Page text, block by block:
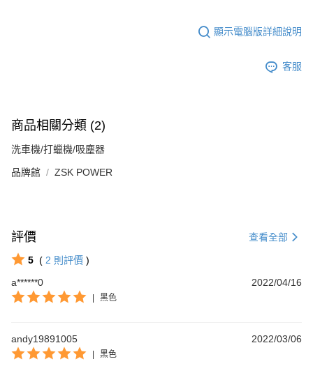
顯示電腦版詳細說明
客服
商品相關分類 (2)
洗車機/打蠟機/吸塵器
品牌館 ZSK POWER
評價 查看全部
5 ( 2 則評價 )
a******0
2022/04/16
黑色
andy19891005 2022/03/06
黑色